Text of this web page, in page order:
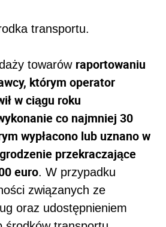
transportu.
towarów raportowaniu
którym operator
w ciągu roku
co najmniej 30
wypłacono lub uznano w
przekraczające
euro. W przypadku
związanych ze
oraz udostępnieniem